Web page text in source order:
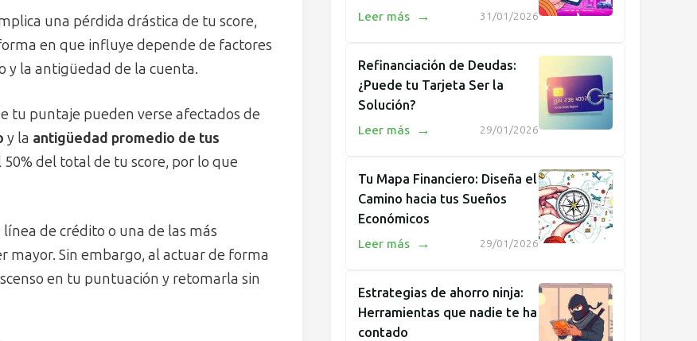
una pérdida drástica de tu score,
en que influye depende de factores
y la antigüedad de la cuenta.
tu puntaje pueden verse afectados de
y la antigüedad promedio de tus
del total de tu score, por lo que
de crédito o una de las más
Sin embargo, al actuar de forma
en tu puntuación y retomarla sin
31/01/2026
Leer más →
Refinanciación de Deudas:
¿Puede tu Tarjeta Ser la
Solución?
29/01/2026
Leer más →
Tu Mapa Financiero: Diseña el
Camino hacia tus Sueños
Económicos
29/01/2026
Leer más →
Estrategias de ahorro ninja:
Herramientas que nadie te ha
contado